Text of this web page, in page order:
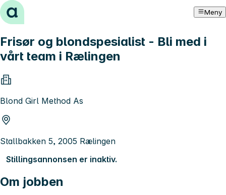
Hopp til innhold Meny
Frisør og blondspesialist - Bli med i
vårt team i Rælingen
Blond Girl Method As
Stallbakken 5, 2005 Rælingen
Stillingsannonsen er inaktiv.
Om jobben